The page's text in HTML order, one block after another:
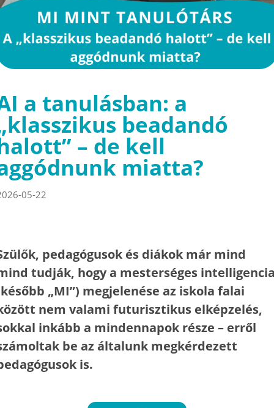
a tanulásban: a
beadandó
– de kell
miatta?
05-22
pedagógusok és diákok már mind
tudják, hogy a mesterséges
„MI”) megjelenése az iskola falai
nem valami futurisztikus elképzelés,
inkább a mindennapok része – erről
be az általunk megkérdezett
is.